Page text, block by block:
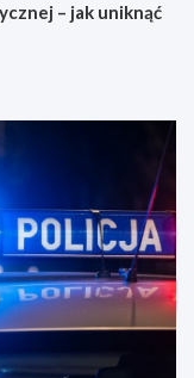
– jak uniknąć